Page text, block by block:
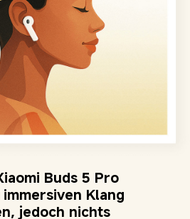
Buds 5 Pro
Klang
jedoch nichts